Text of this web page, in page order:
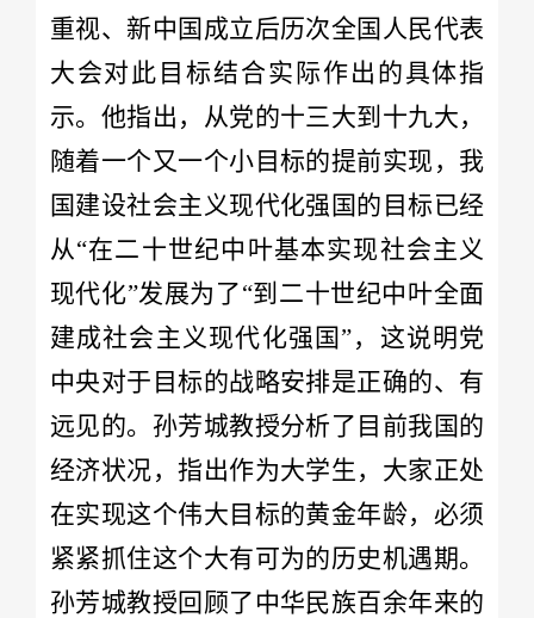
重视、新中国成立后历次全国人民代表
大会对此目标结合实际作出的具体指
示。他指出，从党的十三大到十九大，
随着一个又一个小目标的提前实现，我
国建设社会主义现代化强国的目标已经
从“在二十世纪中叶基本实现社会主义
现代化”发展为了“到二十世纪中叶全面
建成社会主义现代化强国”，这说明党
中央对于目标的战略安排是正确的、有
远见的。孙芳城教授分析了目前我国的
经济状况，指出作为大学生，大家正处
在实现这个伟大目标的黄金年龄，必须
紧紧抓住这个大有可为的历史机遇期。
孙芳城教授回顾了中华民族百余年来的